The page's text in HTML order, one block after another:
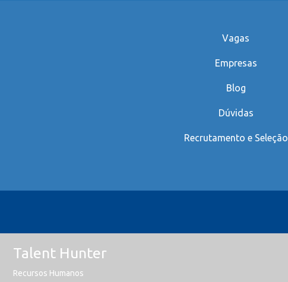
Vagas
Empresas
Blog
Dúvidas
Recrutamento e Seleção
Talent Hunter
Recursos Humanos